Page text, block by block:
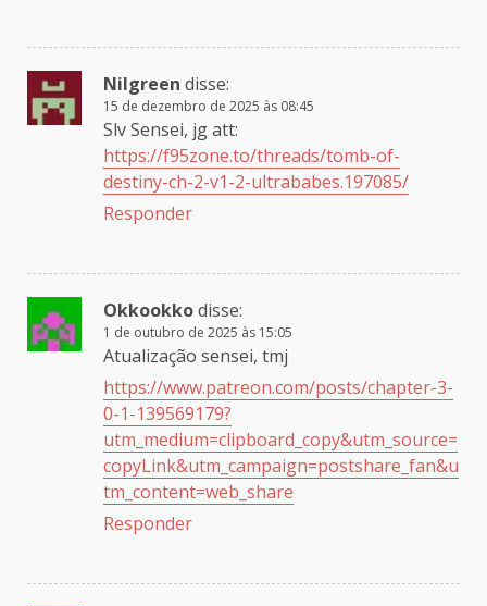
Nilgreen disse:
15 de dezembro de 2025 às 08:45
Slv Sensei, jg att:
https://f95zone.to/threads/tomb-of-
destiny-ch-2-v1-2-ultrababes.197085/
Responder
Okkookkodisse:
1 de outubro de 2025 às 15:05
Atualização sensei, tmj
https://www.patreon.com/posts/chapter-3-
0-1-139569179?
utm_medium=clipboard_copy&utm_source=
copyLink&utm_campaign=postshare_fan&u
tm_content=web_share
Responder